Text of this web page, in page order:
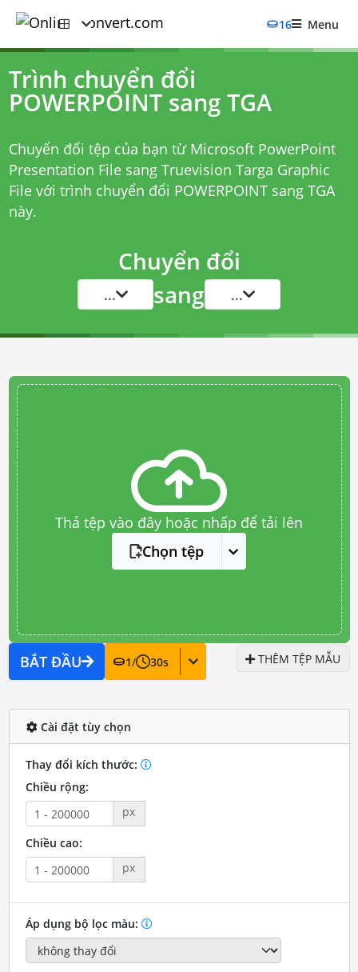
16 Menu
Trình chuyển đổi
POWERPOINT sang TGA
Chuyển đổi tệp của bạn từ Microsoft PowerPoint
Presentation File sang Truevision Targa Graphic
File với trình chuyển đổi POWERPOINT sang TGA
này.
Chuyển đổi
... sang ...
Thả tệp vào đây hoặc nhấp để tải lên
Chọn tệp
BẮT ĐẦU 1/ 30s THÊM TỆP MẪU
Cài đặt tùy chọn
Thay đổi kích thước:
Chiều rộng:
px
Chiều cao:
px
Áp dụng bộ lọc màu: